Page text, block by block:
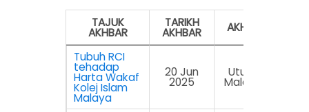
TAJUK
AKHBAR
TARIKH
AKHBAR
AKHBAR
TAJUK
AKHBAR
Tubuh RCI
tehadap
Harta Wakaf
Kolej Islam
Malaya
20 Jun
2025
Utusan
Malaysia